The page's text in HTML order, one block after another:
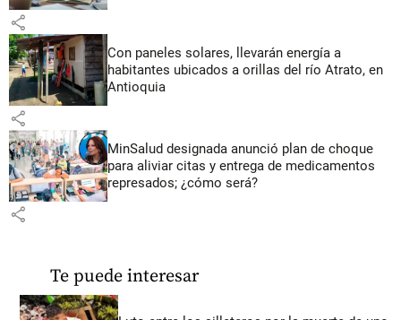
share
Con paneles solares, llevarán energía a
habitantes ubicados a orillas del río Atrato, en
Antioquia
share
MinSalud designada anunció plan de choque
para aliviar citas y entrega de medicamentos
represados; ¿cómo será?
share
Te puede interesar